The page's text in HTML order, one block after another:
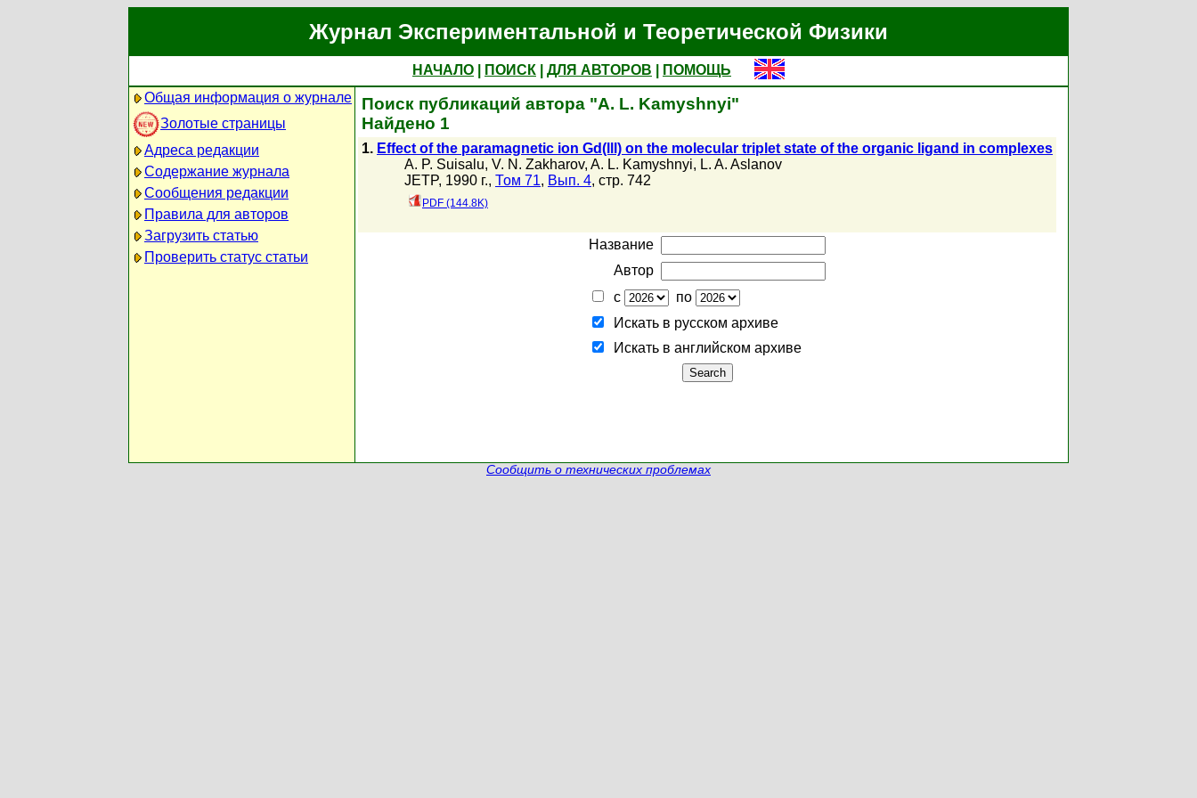
Журнал Экспериментальной и Теоретической Физики
НАЧАЛО ПОИСК ДЛЯ АВТОРОВ
ПОМОЩЬ
Общая информация о журнале
Золотые страницы
Адреса редакции
Содержание журнала
Сообщения редакции
Правила для авторов
Загрузить статью
Проверить статус статьи
Поиск публикаций автора "A. L. Kamyshnyi"
Найдено 1
1. Effect of the paramagnetic ion Gd(lll) on the molecular triplet state of the organic ligand in complexes
A. P. Suisalu, V. N. Zakharov, A. L. Kamyshnyi, L. A. Aslanov
JETP, 1990 г., Том 71, Вып. 4, стр. 742
PDF (144.8K)
Название
Автор
с
по
Искать в русском архиве
Искать в английском архиве
Сообщить о технических проблемах